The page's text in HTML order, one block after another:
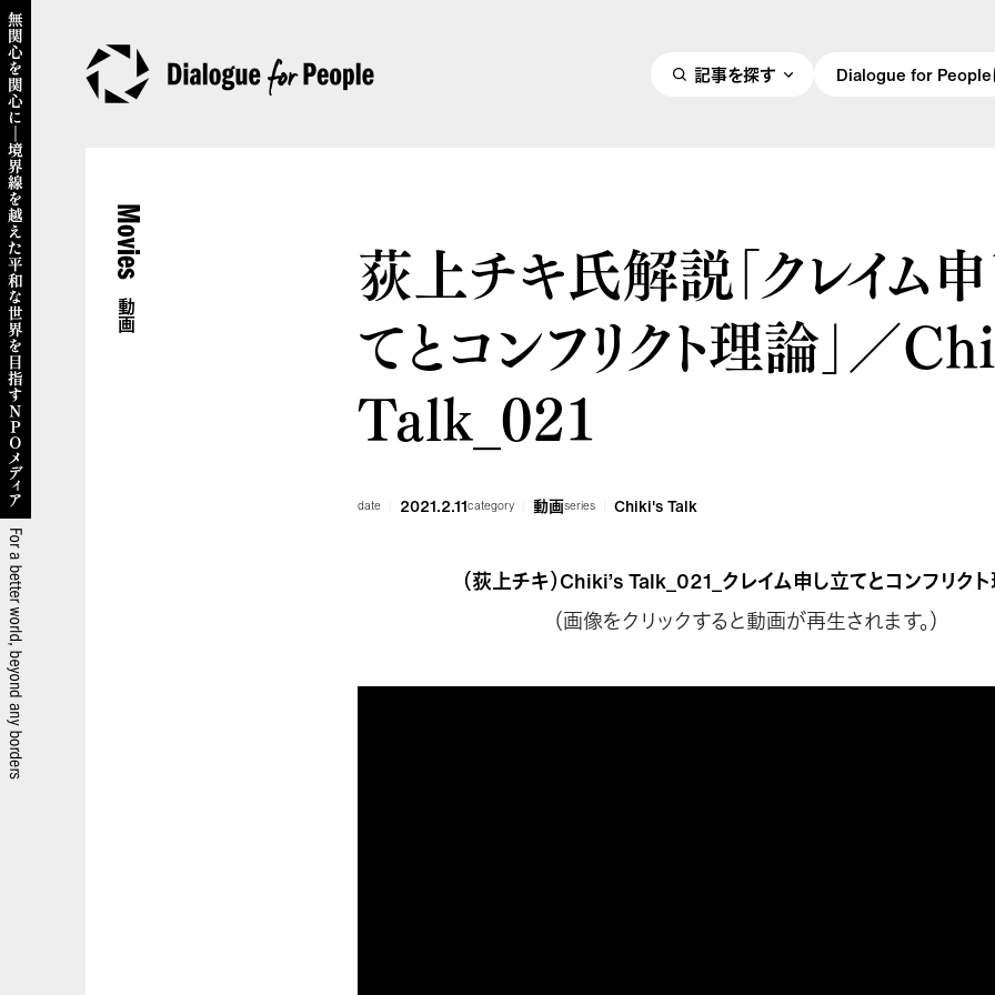
記事を探す Dialogue for People
Movies
動画 荻上チキ氏解説「クレイム
てとコンフリクト理論」／
Talk_021
date 2021.2.11category 動画series Chiki's Talk
（荻上チキ）Chiki’s Talk_021_クレイム申し立てとコンフリク
（画像をクリックすると動画が再生されます。）